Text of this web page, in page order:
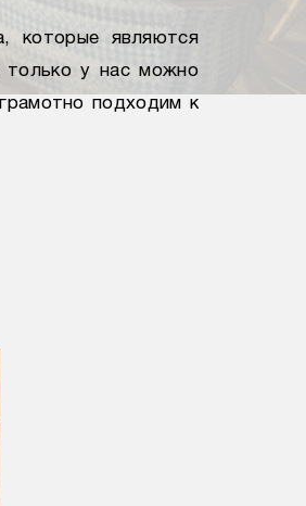
которые являются
только у нас можно
подходим к